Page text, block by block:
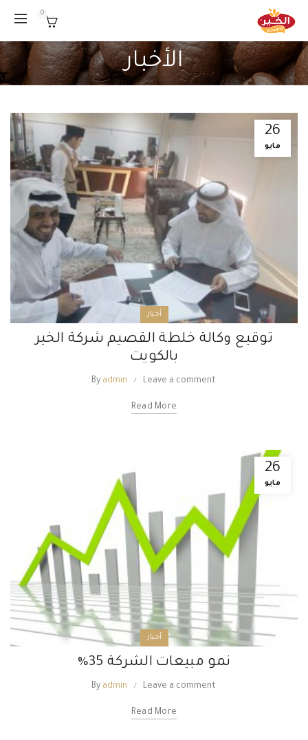
0
الأخبار
26
مايو
أخبار
توقيع وكالة خلطة القصيم شركة الخير
بالكويت
By admin Leave a comment
Read More
26
مايو
أخبار
نمو مبيعات الشركة 35%
By admin Leave a comment
Read More